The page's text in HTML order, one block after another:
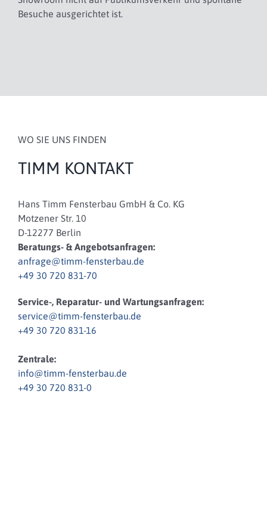
Besuche ausgerichtet ist.
WO SIE UNS FINDEN
TIMM KONTAKT
Hans Timm Fensterbau GmbH & Co. KG
Motzener Str. 10
D-12277 Berlin
Beratungs- & Angebotsanfragen:
anfrage@timm-fensterbau.de
+49 30 720 831-70
Service-, Reparatur- und Wartungsanfragen:
service@timm-fensterbau.de
+49 30 720 831-16
Zentrale:
info@timm-fensterbau.de
+49 30 720 831-0